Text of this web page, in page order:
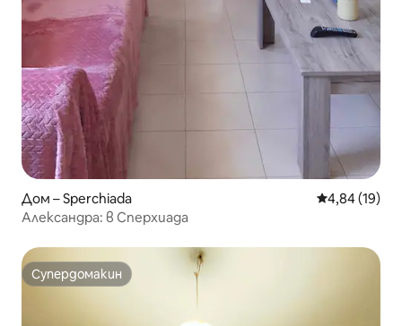
Дом – Sperchiada Средна
4,84 (19)
Александра: в Сперхиада
Супердомакин
Супердомакин